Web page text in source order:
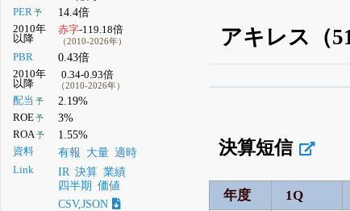
PER予 14.4倍
2010年
以降
赤字-119.18倍
（2010-2026年）
PBR 0.43倍
2010年
以降
0.34-0.93倍
（2010-2026年）
配当 予 2.19%
ROE予 3%
ROA 予 1.55%
資料 有報 大量 適時
Link IR 決算 業績
四半期 価値
CSV,JSON
アキレス（
登録すると永久
決算短信
年度 1Q